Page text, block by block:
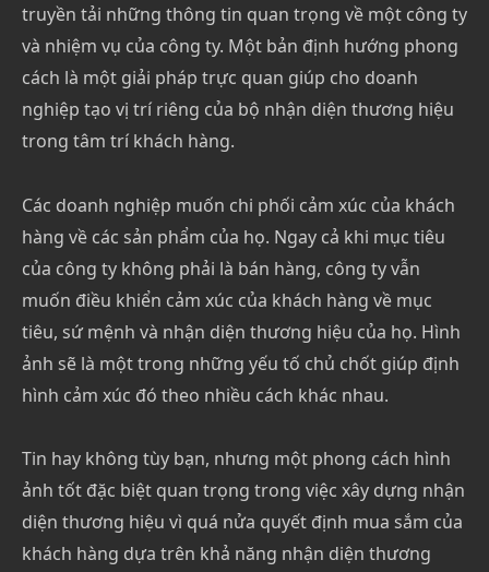
truyền tải những thông tin quan trọng về một công ty
và nhiệm vụ của công ty. Một bản định hướng phong
cách là một giải pháp trực quan giúp cho doanh
nghiệp tạo vị trí riêng của bộ nhận diện thương hiệu
trong tâm trí khách hàng.
Các doanh nghiệp muốn chi phối cảm xúc của khách
hàng về các sản phẩm của họ. Ngay cả khi mục tiêu
của công ty không phải là bán hàng, công ty vẫn
muốn điều khiển cảm xúc của khách hàng về mục
tiêu, sứ mệnh và nhận diện thương hiệu của họ. Hình
ảnh sẽ là một trong những yếu tố chủ chốt giúp định
hình cảm xúc đó theo nhiều cách khác nhau.
Tin hay không tùy bạn, nhưng một phong cách hình
ảnh tốt đặc biệt quan trọng trong việc xây dựng nhận
diện thương hiệu vì quá nửa quyết định mua sắm của
khách hàng dựa trên khả năng nhận diện thương